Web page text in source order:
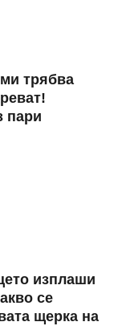
трябва
пари
изплаши
се
щерка на